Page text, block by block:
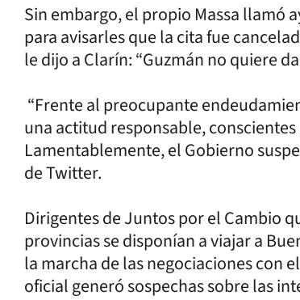
Sin embargo, el propio Massa llamó
para avisarles que la cita fue
le dijo a Clarín: “Guzmán no quiere
“Frente al preocupante
una actitud responsable,
Lamentablemente, el Gobierno
de Twitter.
Dirigentes de Juntos por el Cambio
provincias se disponían a viajar a
la marcha de las negociaciones con
oficial generó sospechas sobre las